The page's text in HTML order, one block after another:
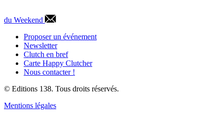
du Weekend
Proposer un événement
Newsletter
Clutch en bref
Carte Happy Clutcher
Nous contacter !
© Editions 138. Tous droits réservés.
Mentions légales